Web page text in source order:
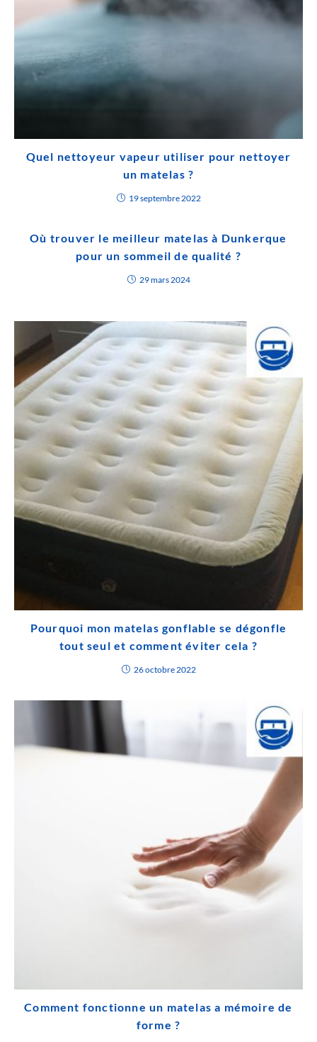
Quel nettoyeur vapeur utiliser pour nettoyer
un matelas ?
19 septembre 2022
Où trouver le meilleur matelas à Dunkerque
pour un sommeil de qualité ?
29 mars 2024
Pourquoi mon matelas gonflable se dégonfle
tout seul et comment éviter cela ?
26 octobre 2022
Comment fonctionne un matelas a mémoire de
forme ?